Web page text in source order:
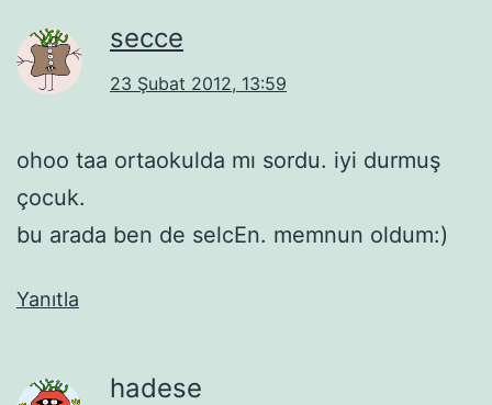
secce
23 Şubat 2012, 13:59
ohoo taa ortaokulda mı sordu. iyi durmuş
çocuk.
bu arada ben de selcEn. memnun oldum:)
Yanıtla
hadese